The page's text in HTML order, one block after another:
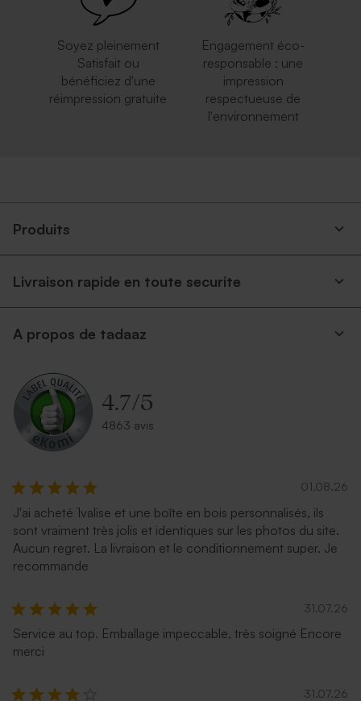
Soyez pleinement
Satisfait ou
bénéficiez d'une
réimpression gratuite
Engagement éco-
responsable : une
impression
respectueuse de
l'environnement
Produits
Livraison rapide en toute securite
A propos de tadaaz
4.7/5
4863 avis
01.08.26
J'ai acheté 1valise et une boîte en bois personnalisés, ils
sont vraiment très jolis et identiques sur les photos du site.
Aucun regret. La livraison et le conditionnement super. Je
recommande
31.07.26
Service au top. Emballage impeccable, très soigné Encore
merci
31.07.26